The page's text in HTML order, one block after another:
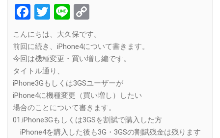
Facebook
Twitter
Line
Link
こんにちは、大久保です。
前回に続き、iPhone4について書きます。
今回は機種変更・買い増し編です。
タイトル通り、
iPhone3Gもしくは3GSユーザーが
iPhone4に機種変更（買い増し）したい
場合のことについて書きます。
01.iPhone3Gもしくは3GSを割賦で購入した方
iPhone4を購入した後も3G・3GSの割賦残金は残ります